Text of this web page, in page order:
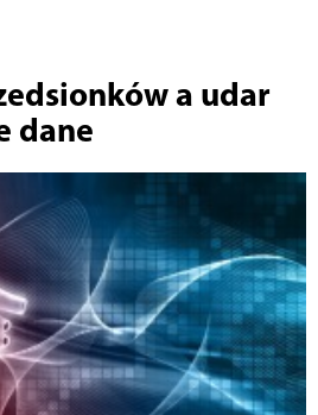
a udar
dane